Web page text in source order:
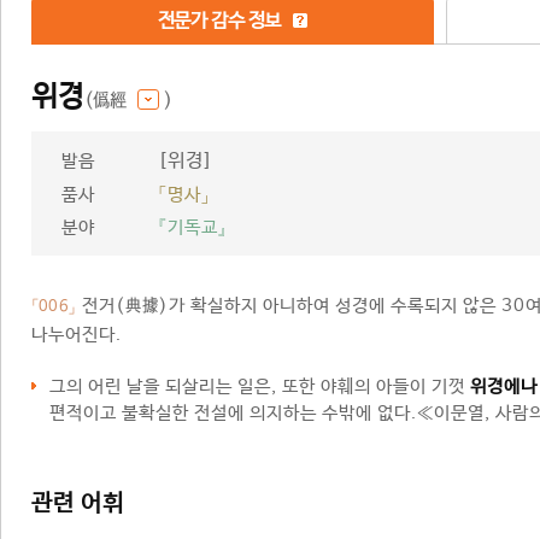
전문가 감수 정보
위경 (僞經 )
발음 [위경]
품사
「명사」
분야
『기독교』
「006」 전거(典據)가 확실하지 아니하여 성경에 수록되지 않은 30
나누어진다.
그의 어린 날을 되살리는 일은, 또한 야훼의 아들이 기껏 위경에나
편적이고 불확실한 전설에 의지하는 수밖에 없다.≪이문열, 사람
관련 어휘